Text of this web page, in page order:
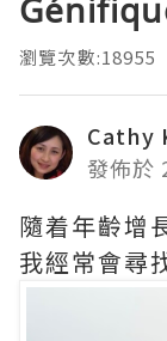
瀏覽次數:18955
Cathy
發佈於
隨着年齡增
我經常會尋